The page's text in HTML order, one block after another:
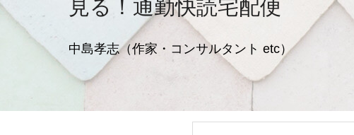
見る！通勤快読宅配便
中島孝志（作家・コンサルタント etc）